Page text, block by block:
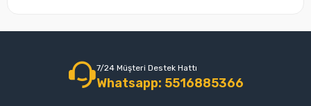
7/24 Müşteri Destek Hattı
Whatsapp: 5516885366